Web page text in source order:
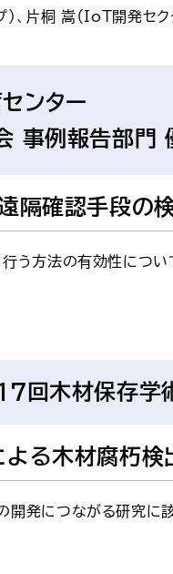
、片桐 嵩（IoT開発セク
ンター
事例報告部門
隔確認手段の
う方法の有効性につ
回木材保存学
る木材腐朽検
発につながる研究に